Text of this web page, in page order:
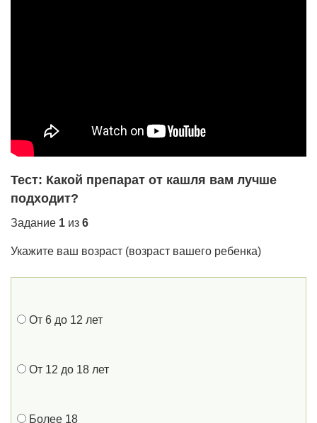
Тест: Какой препарат от кашля вам лучше
подходит?
Задание 1 из 6
Укажите ваш возраст (возраст вашего ребенка)
От 6 до 12 лет
От 12 до 18 лет
Более 18